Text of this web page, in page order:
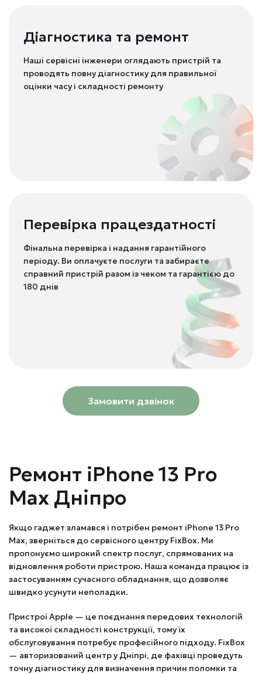
Діагностика та ремонт
Наші сервісні інженери оглядають пристрій та
проводять повну діагностику для правильної
оцінки часу і складності ремонту
Перевірка працездатності
Фінальна перевірка і надання гарантійного
періоду. Ви оплачуєте послуги та забираєте
справний пристрій разом із чеком та гарантією до
180 днів
Замовити дзвінок
Ремонт iPhone 13 Pro
Max Дніпро
Якщо гаджет зламався і потрібен ремонт iPhone 13 Pro
Max, зверніться до сервісного центру FixBox. Ми
пропонуємо широкий спектр послуг, спрямованих на
відновлення роботи пристрою. Наша команда працює із
застосуванням сучасного обладнання, що дозволяє
швидко усунути неполадки.
Пристрої Apple — це поєднання передових технологій
та високої складності конструкції, тому їх
обслуговування потребує професійного підходу. FixBox
— авторизований центр у Дніпрі, де фахівці проведуть
точну діагностику для визначення причин поломки та